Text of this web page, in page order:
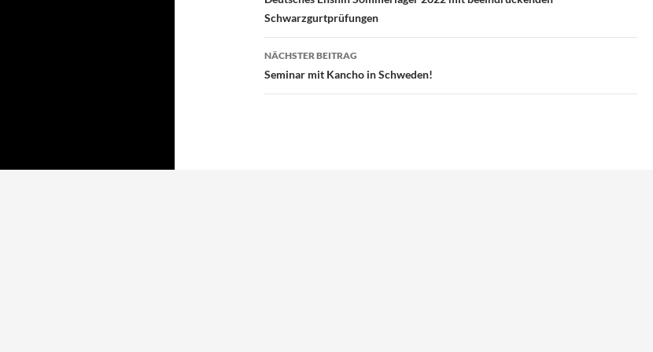
Schwarzgurtprüfungen
NÄCHSTER BEITRAG
Seminar mit Kancho in Schweden!